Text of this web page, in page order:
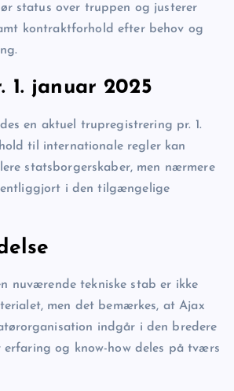
status over truppen og justerer
kontraktforhold efter behov og
1. januar 2025
en aktuel trupregistrering pr. 1.
til internationale regler kan
statsborgerskaber, men nærmere
i den tilgængelige
nuværende tekniske stab er ikke
men det bemærkes, at Ajax
indgår i den bredere
erfaring og know-how deles på tværs